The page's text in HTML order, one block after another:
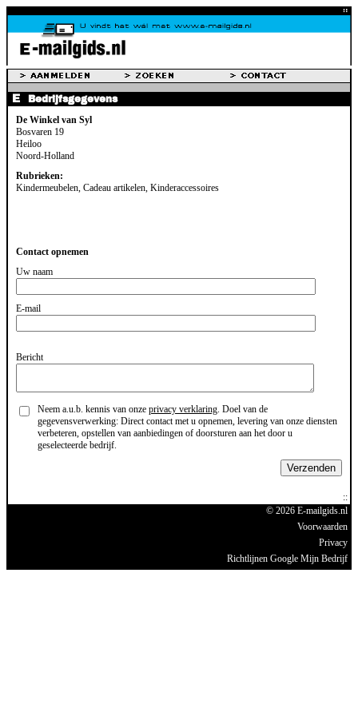
Bedrijfsgegevens
De Winkel van Syl
Bosvaren 19
Heiloo
Noord-Holland
Rubrieken:
Kindermeubelen, Cadeau artikelen, Kinderaccessoires
Contact opnemen
Uw naam
E-mail
Bericht
Neem a.u.b. kennis van onze privacy verklaring . Doel van de
gegevensverwerking: Direct contact met u opnemen, levering van onze diensten
verbeteren, opstellen van aanbiedingen of doorsturen aan het door u
geselecteerde bedrijf.
Verzenden
© 2026 E-mailgids.nl
Voorwaarden
Privacy
Richtlijnen Google Mijn Bedrijf